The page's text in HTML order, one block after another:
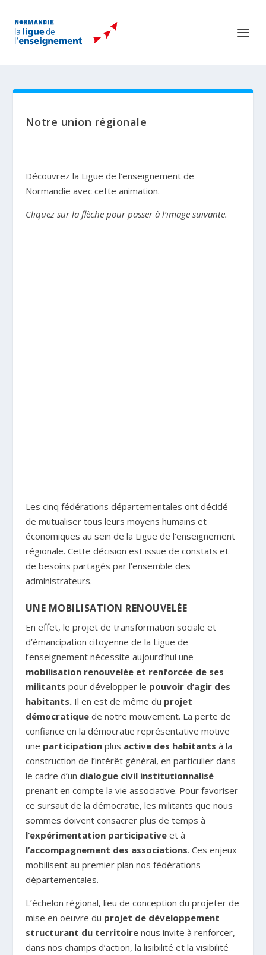
Notre union régionale
Découvrez la Ligue de l’enseignement de
Normandie avec cette animation.
Cliquez sur la flèche pour passer à l’image suivante.
Les cinq fédérations départementales ont décidé
de mutualiser tous leurs moyens humains et
économiques au sein de la Ligue de l’enseignement
régionale. Cette décision est issue de constats et
de besoins partagés par l’ensemble des
administrateurs.
UNE MOBILISATION RENOUVELÉE
En effet, le projet de transformation sociale et
d’émancipation citoyenne de la Ligue de
l’enseignement nécessite aujourd’hui une
mobilisation renouvelée et renforcée de ses
militants pour développer le pouvoir d’agir des
habitants. Il en est de même du projet
démocratiquede notre mouvement. La perte de
confiance en la démocratie représentative motive
une participation plus active des habitants à la
construction de l’intérêt général, en particulier dans
le cadre d’un dialogue civil institutionnalisé
prenant en compte la vie associative. Pour favoriser
ce sursaut de la démocratie, les militants que nous
sommes doivent consacrer plus de temps à
l’expérimentation participativeet à
l’accompagnement des associations. Ces enjeux
mobilisent au premier plan nos fédérations
départementales.
L’échelon régional, lieu de conception du projeter de
mise en oeuvre du projet de développement
structurant du territoire nous invite à renforcer,
dans nos champs d’action, la lisibilité et la visibilité